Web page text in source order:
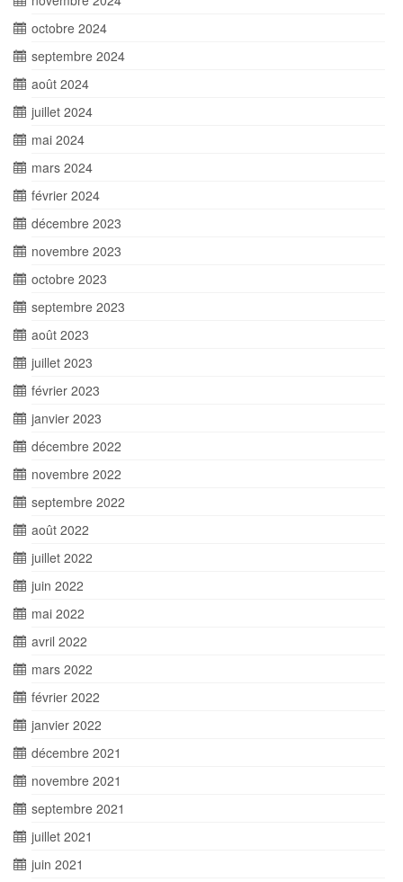
octobre 2024
septembre 2024
août 2024
juillet 2024
mai 2024
mars 2024
février 2024
décembre 2023
novembre 2023
octobre 2023
septembre 2023
août 2023
juillet 2023
février 2023
janvier 2023
décembre 2022
novembre 2022
septembre 2022
août 2022
juillet 2022
juin 2022
mai 2022
avril 2022
mars 2022
février 2022
janvier 2022
décembre 2021
novembre 2021
septembre 2021
juillet 2021
juin 2021